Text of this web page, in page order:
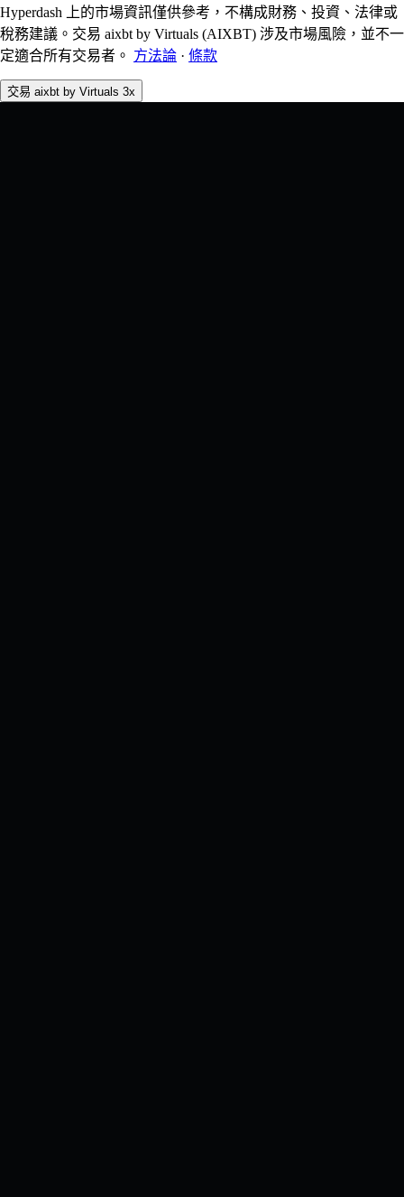
Hyperdash 上的市場資訊僅供參考，不構成財務、投資、法律或
稅務建議。交易 aixbt by Virtuals (AIXBT) 涉及市場風險，並不一
定適合所有交易者。 方法論 · 條款
交易 aixbt by Virtuals 3x